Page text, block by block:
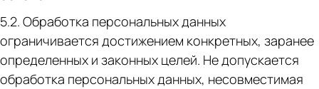
5.2. Обработка персональных данных
ограничивается достижением конкретных, заранее
определенных и законных целей. Не допускается
обработка персональных данных, несовместимая